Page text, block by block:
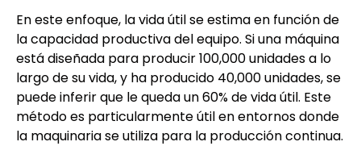
En este enfoque, la vida útil se estima en función de
la capacidad productiva del equipo. Si una máquina
está diseñada para producir 100,000 unidades a lo
largo de su vida, y ha producido 40,000 unidades, se
puede inferir que le queda un 60% de vida útil. Este
método es particularmente útil en entornos donde
la maquinaria se utiliza para la producción continua.